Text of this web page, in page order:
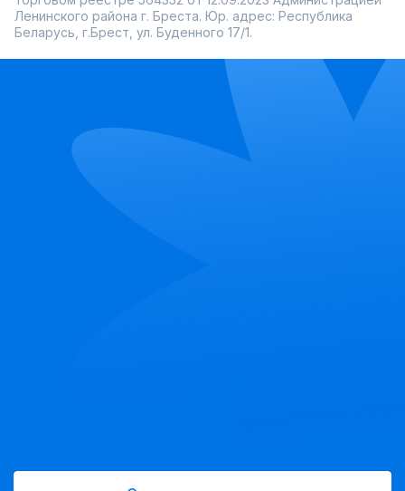
Ленинского района г. Бреста. Юр. адрес: Республика
Беларусь, г.Брест, ул. Буденного 17/1.